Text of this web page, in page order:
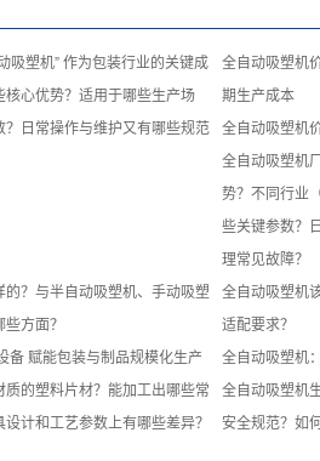
吸塑机” 作为包装行业的关键成
心优势？适用于哪些生产场
日常操作与维护又有哪些规范
全自动吸塑机
期生产成本
全自动吸塑机
全自动吸塑机
势？不同行业
些关键参数？
理常见故障？
？与半自动吸塑机、手动吸塑
方面？
全自动吸塑机
适配要求？
备 赋能包装与制品规模化生产
全自动吸塑机
的塑料片材？能加工出哪些常
计和工艺参数上有哪些差异？
全自动吸塑机
安全规范？如